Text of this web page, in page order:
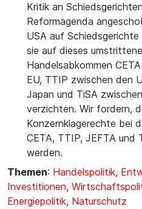
Kritik an
Reformagenda
USA auf
sie auf dieses
Handelsabkommen
EU, TTIP zwischen den
Japan und TiSA
verzichten. Wir fordern,
Konzernklagerechte bei
CETA, TTIP, JEFTA
werden.
Themen: Handelspolitik,
Investitionen,
Energiepolitik, Naturschutz